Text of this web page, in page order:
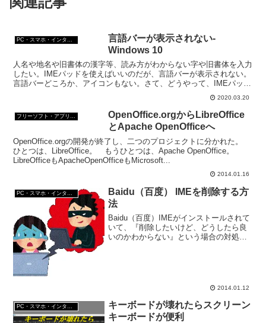
PC・スマホ・インターネットトラブルの解消方法
言語バーが表示されない-
Windows 10
人名や地名や旧書体の漢字等、読み方がわからない字や旧書体を入力
したい。IMEパッドを使えばいいのだが、言語バーが表示されない。
言語バーどころか、アイコンもない。さて、どうやって、IMEパッド
2020.03.20
フリーソフト・アプリ・Webサービス
OpenOffice.orgからLibreOffice
とApache OpenOfficeへ
OpenOffice.orgの開発が終了し、二つのプロジェクトに分かれた。
ひとつは、LibreOffice。 もうひとつは、Apache OpenOffice。
LibreOfficeもApacheOpenOfficeもMicrosoft...
2014.01.16
Baidu（百度） IMEを削除する方
法
Baidu（百度）IMEがインストールされて
いて、『削除したいけど、どうしたら良
いのかわからない』という場合の対処方
2014.01.12
PC・スマホ・インターネットトラブルの解消方法
キーボードが壊れたらスクリーン
キーボードが便利